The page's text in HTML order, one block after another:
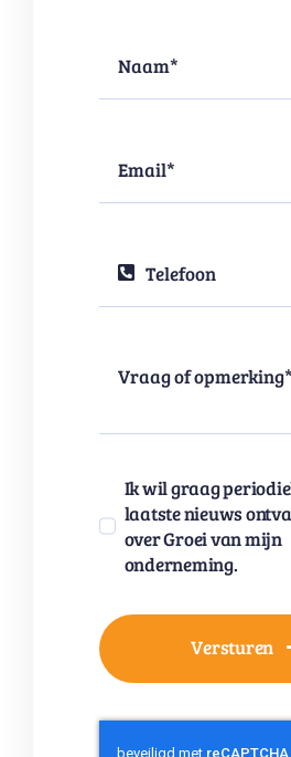
Ik wil graag
laatste nieuws
over Groei van mijn
onderneming.
Versturen